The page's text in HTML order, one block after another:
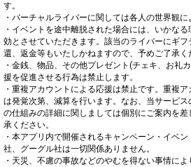
す。
・バーチャルライバーに関しては各人の世界観に
・イベントを途中離脱された場合には、いかな
効とさせていただきます。該当のライバーにギ
還、返金等もいたしかねますので、予めご了承く
・金銭、物品、その他プレゼント(チェキ、お礼
援を促進させる行為は禁止します。
・重複アカウントによる応援は禁止です。重複
は発覚次第、減算を行います。なお、当サービ
の仕組みの詳細に関しましては個別にご案内を
承ください。
・本アプリ内で開催されるキャンペーン・イベ
社、グーグル社は一切関係ありません。
・天災、不慮の事故などのやむを得ない事情に